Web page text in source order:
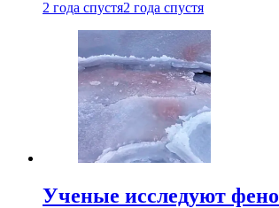
2 года спустя2 года спустя
Ученые исследуют